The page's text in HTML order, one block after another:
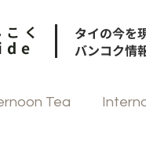
く
タイの今を
バンコク情
Tea